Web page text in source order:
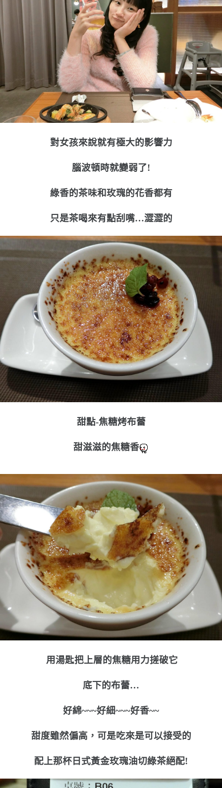
對女孩來說就有極大的影響力
腦波頓時就變弱了!
綠香的茶味和玫瑰的花香都有
只是茶喝來有點刮嘴…澀澀的
甜點-焦糖烤布蕾
甜滋滋的焦糖香
用湯匙把上層的焦糖用力搓破它
底下的布蕾…
好綿~~~好細~~~好香~~
甜度雖然偏高，可是吃來是可以接受的
配上那杯日式黃金玫瑰油切綠茶絕配!